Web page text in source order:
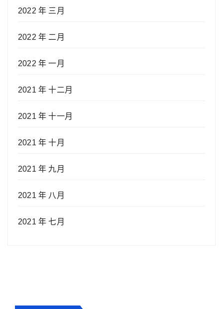
2022 年 三月
2022 年 二月
2022 年 一月
2021 年 十二月
2021 年 十一月
2021 年 十月
2021 年 九月
2021 年 八月
2021 年 七月